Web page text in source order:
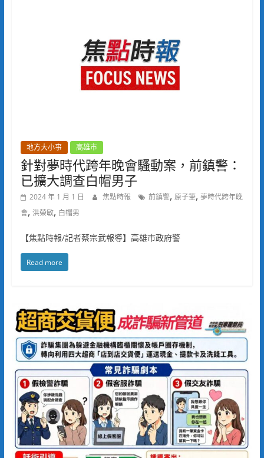
地方大小事 高雄市
針對夢時代跨年晚會騷動案，前鎮警：
已擴大調查白帽男子
2024 年 1 月 1 日 焦點時報 前鎮警, 原子筆, 夢時代跨年晚
會, 洪榮敏, 白帽男
【焦點時報/記者蔡宗武報導】高雄市政府警
Read more